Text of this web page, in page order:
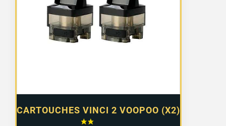
CARTOUCHES VINCI 2 VOOPOO (X2)